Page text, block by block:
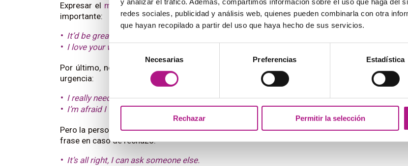
redes sociales, publicidad y análisis web, quienes pueden combinarla con otra
que hayan recopilado a partir del uso que haya hecho de sus servicios.
Selección
consentimiento
Necesarias Preferencias Estadística
Rechazar Permitir la selección
Expresar el motivopor el que has elegido a esa persona en concreto puede ser un
importante:
It’d be great to get feedback from someone like you.
I love your work, and I’d love you to help me with this.
Por último, no presiones demasiado a tu interlocutor. Está bien que muestres tu necesidad o
urgencia:
I really need to finish this by tomorrow.
I’m afraid I won’t pass the test without help.
Pero la persona se tiene que sentir libre de decirte que no sin culpa. Ten preparada también
frase en caso de rechazo:
It’s all right, I can ask someone else.